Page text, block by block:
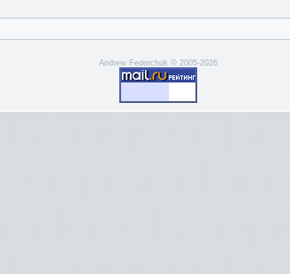
Andrew Fedorchuk © 2005-2026